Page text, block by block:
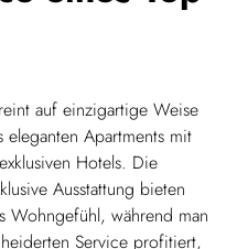
auf einzigartige Weise
Apartments mit
Hotels. Die
Ausstattung bieten
Wohngefühl, während man
Service profitiert,